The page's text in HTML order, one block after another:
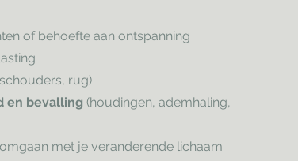
of behoefte aan ontspanning
rug)
en bevalling (houdingen, ademhaling,
met je veranderende lichaam